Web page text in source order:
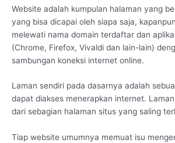
Website adalah kumpulan halaman yang
yang bisa dicapai oleh siapa saja,
melewati nama domain terdaftar dan
(Chrome, Firefox, Vivaldi dan lain-lain)
sambungan koneksi internet online.
Laman sendiri pada dasarnya adalah
dapat diakses menerapkan internet.
dari sebagian halaman situs yang saling
Tiap website umumnya memuat isu